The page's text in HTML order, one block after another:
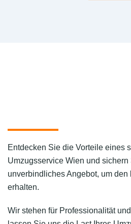
Entdecken Sie die Vorteile eines
Umzugsservice Wien und sichern
unverbindliches Angebot, um den
erhalten.
Wir stehen für Professionalität